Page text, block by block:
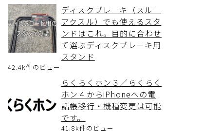
ディスクブレーキ（スルー
アクスル）でも使えるスタ
ンドはこれ。目的に合わせ
て選ぶディスクブレーキ用
スタンド
42.4k件のビュー
らくらくホン３／らくらく
ホン４からiPhoneへの電
話帳移行・機種変更は可能
です。
41.8k件のビュー